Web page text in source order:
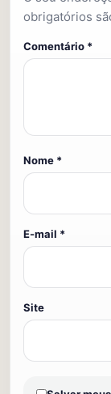
obrigatórios
Comentário *
Nome *
E-mail *
Site